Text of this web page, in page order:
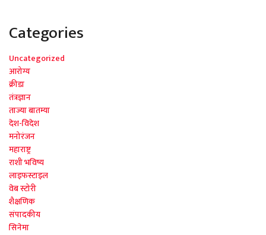
Categories
Uncategorized
आरोग्य
क्रीडा
तंत्रज्ञान
ताज्या बातम्या
देश-विदेश
मनोरंजन
महाराष्ट्र
राशी भविष्य
लाइफस्टाइल
वेब स्टोरी
शैक्षणिक
संपादकीय
सिनेमा